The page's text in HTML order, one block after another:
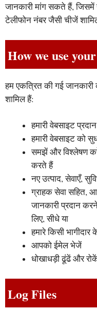
जानकारी मांग सकते हैं,
टेलीफोन नंबर जैसी चीजें
How we use
हम एकत्रित की गई
शामिल हैं:
हमारी वेबसाइट
हमारी वेबसाइट को
समझें और विश्लेषण
करते हैं
नए उत्पाद, सेवाएँ,
ग्राहक सेवा सहित,
जानकारी प्रदान
लिए, सीधे या
हमारे किसी
आपको ईमेल भेजें
धोखाधड़ी ढूंढें और
Log Files